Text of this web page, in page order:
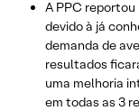
A PPC
devido à já
demanda de
resultados
uma melhoria
em todas as 3